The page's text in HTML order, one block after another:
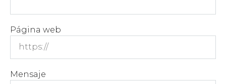
Página web
Mensaje